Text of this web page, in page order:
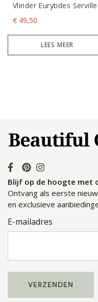
Vlinder Eurytides Serville
€ 49,50
LEES MEER
Blijf op de hoogte met
Ontvang als eerste
en exclusieve
E-mailadres